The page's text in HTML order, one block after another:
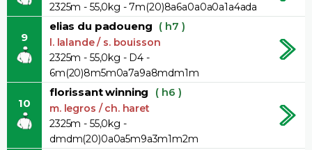
2325m - 55,0kg - 7m(20)8a6a0a0a0a1a4ada
9
elias du padoueng ( h7 )
l. lalande / s. bouisson
2325m - 55,0kg - D4 -
6m(20)8m5m0a7a9a8mdm1m
10
florissant winning ( h6 )
m. legros / ch. haret
2325m - 55,0kg -
dmdm(20)0a0a5m9a3m1m2m